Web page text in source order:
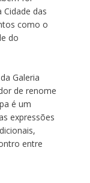
das
como o
do
Galeria
de renome
é um
expressões
entre